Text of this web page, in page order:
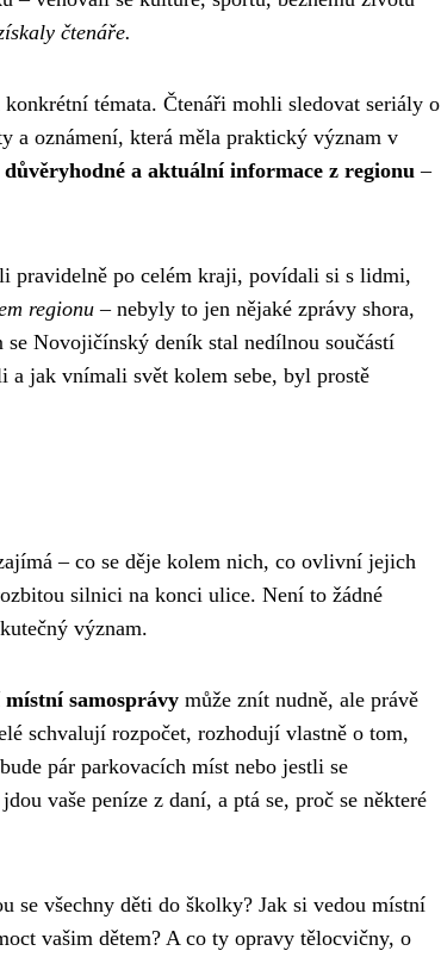
čtenáře.
témata. Čtenáři mohli sledovat seriály o
a oznámení, která měla praktický význam v
a aktuální informace z regionu –
pravidelně po celém kraji, povídali si s lidmi,
regionu – nebyly to jen nějaké zprávy shora,
Novojičínský deník stal nedílnou součástí
jak vnímali svět kolem sebe, byl prostě
– co se děje kolem nich, co ovlivní jejich
silnici na konci ulice. Není to žádné
význam.
samosprávy může znít nudně, ale právě
schvalují rozpočet, rozhodují vlastně o tom,
pár parkovacích míst nebo jestli se
vaše peníze z daní, a ptá se, proč se některé
se všechny děti do školky? Jak si vedou místní
vašim dětem? A co ty opravy tělocvičny, o